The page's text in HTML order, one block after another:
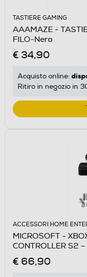
TASTIERE GAMING
AAAMAZE -
FILO-Nero
€ 34,90
Acquisto online:
Ritiro in negozio in
ACCESSORI HOME
MICROSOFT -
CONTROLLER S2
€ 66,90